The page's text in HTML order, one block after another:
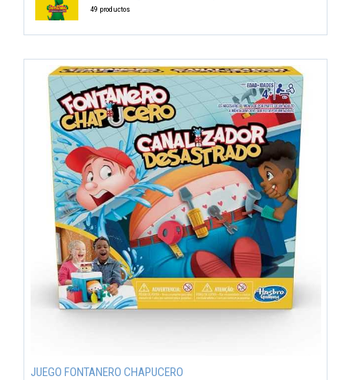
49 productos
JUEGO FONTANERO CHAPUCERO